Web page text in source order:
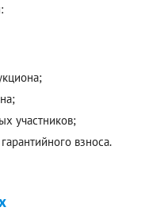
участников;
взноса.